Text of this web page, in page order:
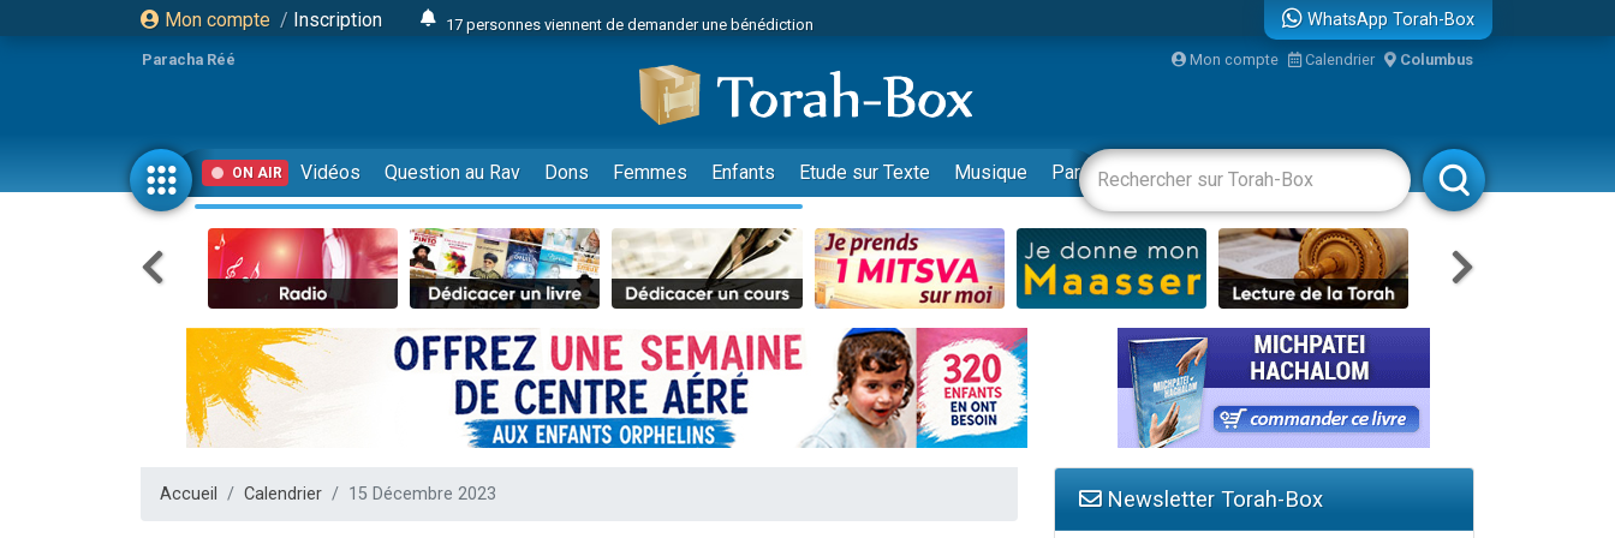
Mon compte / Inscription
17 personnes viennent de demander une bénédiction
23 personnes viennent de faire un don pour Diane, 80 ans, dans un appartement insalubre
Eva vient de donner son Maasser
4 personnes viennent de nous rejoindre sur WhatsApp
3 personnes viennent de nous rejoindre sur WhatsApp
Odaya vient de donner son Maasser
3 personnes viennent de faire un don pour 5 jours de vacances aux Orphelins
2 personnes viennent de nous rejoindre sur WhatsApp
13 personnes viennent de demander une bénédiction
Il reste 49 places pour étudier en groupe sur Zoom
30 personnes viennent de faire un don pour Sauvez la jambe de Yohan
12 nouvelles musiques dans Torah-Box Music
3 personnes viennent de nous rejoindre sur WhatsApp
WhatsApp Torah-Box
Paracha Réé Mon compte Calendrier Columbus
ON AIR Vidéos Question au Rav Dons Femmes Enfants Etude sur Texte Musique Paracha Divertissements Livres Rabbanim
Accueil Calendrier 15 Décembre 2023 Newsletter Torah-Box